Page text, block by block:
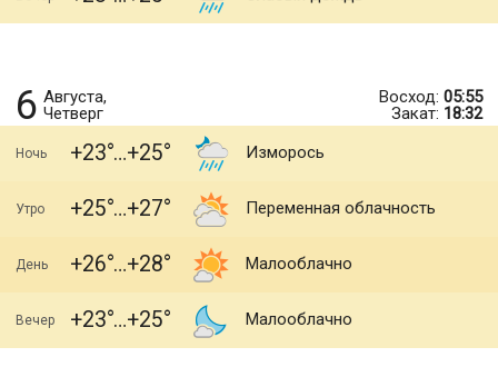
6 Августа,
Четверг
Восход: 05:55
Закат: 18:32
Ночь +23 +25 Изморось
Утро +25 +27 Переменная облачность
День +26 +28 Малооблачно
Вечер +23 +25 Малооблачно